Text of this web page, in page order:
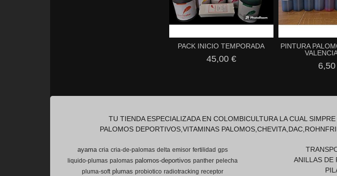
PACK INICIO TEMPORADA
45,00 €
PINTURA
TU TIENDA ESPECIALIZADA EN COLOMBICULTURA LA CUAL
PALOMOS DEPORTIVOS,VITAMINAS
ayama cria cria-de-palomas delta emisor fertilidad gps
liquido-plumas palomas palomos-deportivos panther pelecha
pluma-soft plumas probiotico radiotracking receptor
ANILLAS DE